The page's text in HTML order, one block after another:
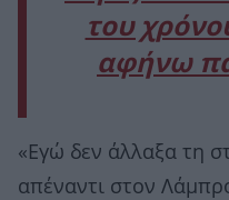
του
αφήνω
«Εγώ δεν άλλαξα τη
απέναντι στον